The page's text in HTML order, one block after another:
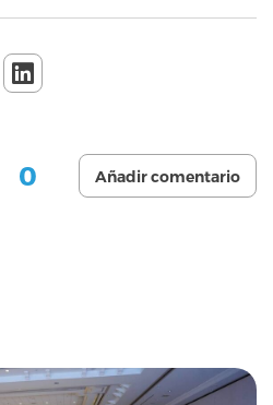
0 Añadir comentario